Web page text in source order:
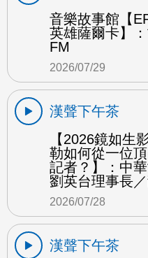
音樂故事館【
英雄薩爾卡】
FM
2026/07/29
漢聲下午茶
【2026鏡如生
勒如何從一位
記者？】：中
劉英台理事長
2026/07/28
漢聲下午茶